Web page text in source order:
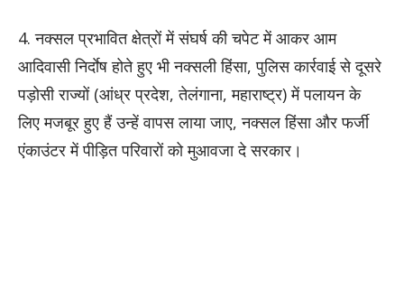
4. नक्सल प्रभावित क्षेत्रों में संघर्ष की चपेट में आकर आम
आदिवासी निर्दाेष होते हुए भी नक्सली हिंसा, पुलिस कार्रवाई से दूसरे
पड़ोसी राज्यों (आंध्र प्रदेश, तेलंगाना, महाराष्ट्र) में पलायन के
लिए मजबूर हुए हैं उन्हें वापस लाया जाए, नक्सल हिंसा और फर्जी
एंकाउंटर में पीड़ित परिवारों को मुआवजा दे सरकार।